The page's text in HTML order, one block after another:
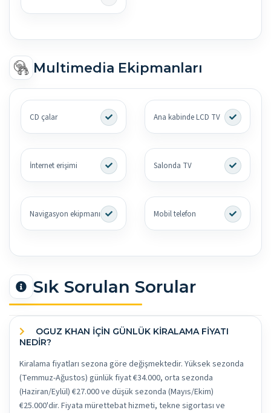
Multimedia Ekipmanları
CD çalar Ana kabinde LCD TV
İnternet erişimi Salonda TV
Navigasyon ekipmanı Mobil telefon
Sık Sorulan Sorular
NEDİR?
Kiralama fiyatları sezona göre değişmektedir. Yüksek sezonda
(Temmuz-Ağustos) günlük fiyat €34.000, orta sezonda
(Haziran/Eylül) €27.000 ve düşük sezonda (Mayıs/Ekim)
€25.000'dir. Fiyata mürettebat hizmeti, tekne sigortası ve